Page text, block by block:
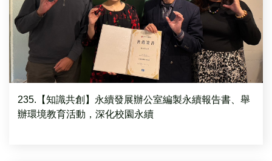
235.【知識共創】永續發展辦公室編製永續報告書、舉
辦環境教育活動，深化校園永續